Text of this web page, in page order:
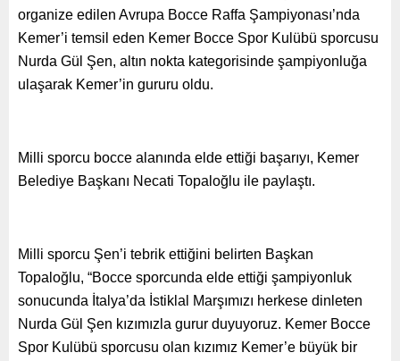
organize edilen Avrupa Bocce Raffa Şampiyonası’nda
Kemer’i temsil eden Kemer Bocce Spor Kulübü sporcusu
Nurda Gül Şen, altın nokta kategorisinde şampiyonluğa
ulaşarak Kemer’in gururu oldu.
Milli sporcu bocce alanında elde ettiği başarıyı, Kemer
Belediye Başkanı Necati Topaloğlu ile paylaştı.
Milli sporcu Şen’i tebrik ettiğini belirten Başkan
Topaloğlu, “Bocce sporcunda elde ettiği şampiyonluk
sonucunda İtalya’da İstiklal Marşımızı herkese dinleten
Nurda Gül Şen kızımızla gurur duyuyoruz. Kemer Bocce
Spor Kulübü sporcusu olan kızımız Kemer’e büyük bir